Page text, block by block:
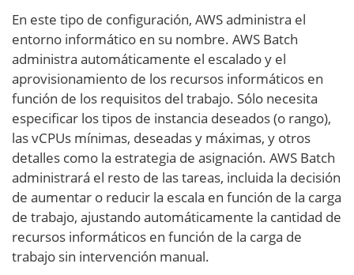
En este tipo de configuración, AWS administra el
entorno informático en su nombre. AWS Batch
administra automáticamente el escalado y el
aprovisionamiento de los recursos informáticos en
función de los requisitos del trabajo. Sólo necesita
especificar los tipos de instancia deseados (o rango),
las vCPUs mínimas, deseadas y máximas, y otros
detalles como la estrategia de asignación. AWS Batch
administrará el resto de las tareas, incluida la decisión
de aumentar o reducir la escala en función de la carga
de trabajo, ajustando automáticamente la cantidad de
recursos informáticos en función de la carga de
trabajo sin intervención manual.